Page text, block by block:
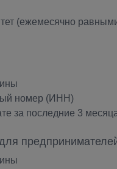
(ежемесячно
номер (ИНН)
за последние 3